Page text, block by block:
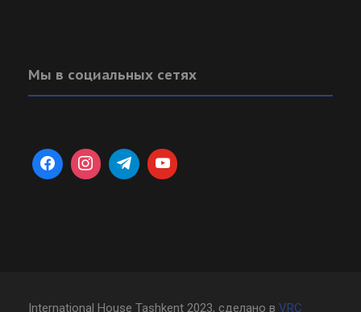
Мы в социальных сетях
International House Tashkent 2023, сделано в VRC